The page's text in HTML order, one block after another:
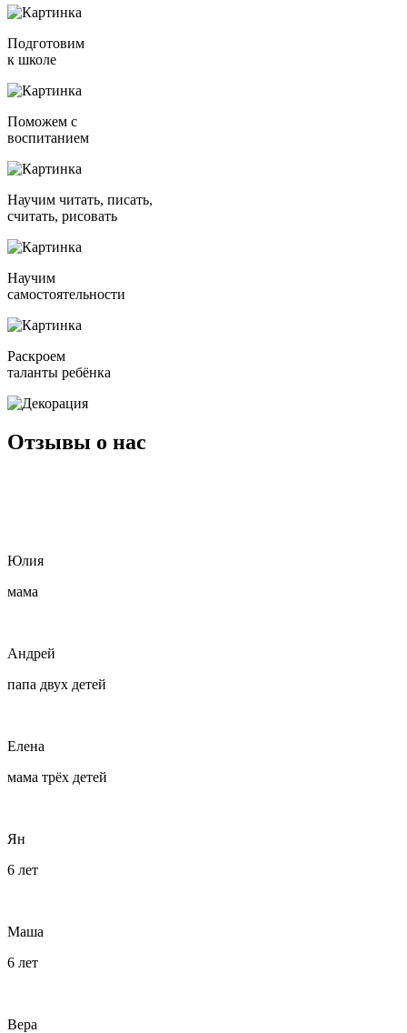
Подготовим
к школе
Поможем с
воспитанием
Научим читать, писать,
считать, рисовать
Научим
самостоятельности
Раскроем
таланты ребёнка
Отзывы о нас
Юлия
мама
Андрей
папа двух детей
Елена
мама трёх детей
Ян
6 лет
Маша
6 лет
Вера